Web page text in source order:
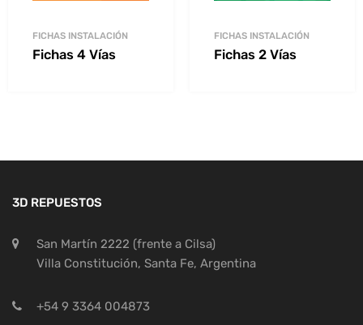
FICHAS INSTALACIÓN
Fichas 4 Vías
FICHAS INSTALACIÓN
Fichas 2 Vías
3D REPUESTOS
San Martín 2222 (frente a Cilsa)
Villa Constitución, Santa Fe, Argentina
+54 9 3364 004873